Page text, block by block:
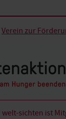
Verein zur
welt-sichten ist